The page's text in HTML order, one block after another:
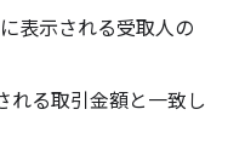
表示される受取人の
れる取引金額と一致し